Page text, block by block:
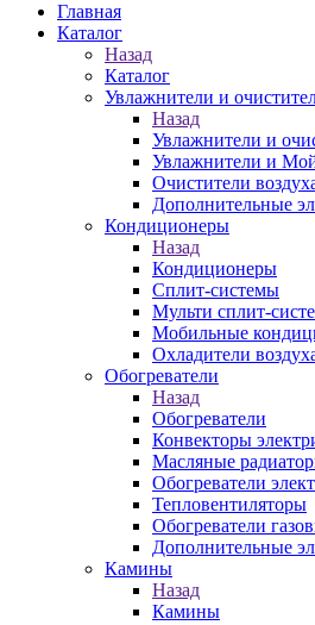
Главная
Каталог
Назад
Каталог
Увлажнители и
Назад
Увлажнители и
Увлажнители и
Очистители
Дополнительные
Кондиционеры
Назад
Кондиционеры
Сплит-системы
Мульти сплит-
Мобильные
Охладители
Обогреватели
Назад
Обогреватели
Конвекторы
Масляные
Обогреватели
Тепловентиляторы
Обогреватели
Дополнительные
Камины
Назад
Камины